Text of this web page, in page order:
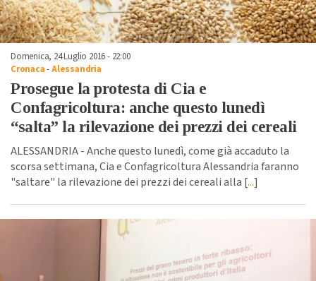
Domenica, 24 Luglio 2016 - 22:00
Cronaca-Alessandria
Prosegue la protesta di Cia e
Confagricoltura: anche questo lunedì
“salta” la rilevazione dei prezzi dei cereali
ALESSANDRIA - Anche questo lunedì, come già accaduto la
scorsa settimana, Cia e Confagricoltura Alessandria faranno
"saltare" la rilevazione dei prezzi dei cereali alla [...]